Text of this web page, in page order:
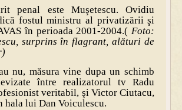
penal este Muşetescu. Ovidiu
fostul ministru al privatizării şi
în perioada 2001-2004.(Foto:
surprins în flagrant, alături de
nu, măsura vine dupa un schimb
între realizatorul tv Radu
veritabil, şi Victor Ciutacu,
hala lui Dan Voiculescu.